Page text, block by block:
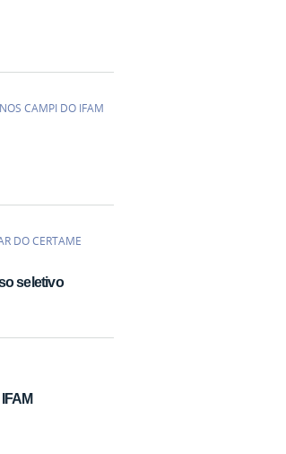
CAMPI DO IFAM
DO CERTAME
seletivo